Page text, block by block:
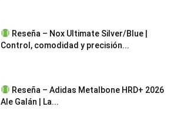
Reseña – Nox Ultimate Silver/Blue |
Control, comodidad y precisión...
Reseña – Adidas Metalbone HRD+ 2026
Ale Galán | La...